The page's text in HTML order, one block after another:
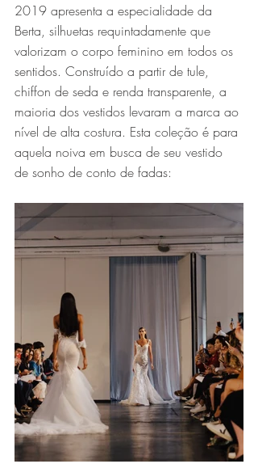
2019 apresenta a especialidade da
Berta, silhuetas requintadamente que
valorizam o corpo feminino em todos os
sentidos. Construído a partir de tule,
chiffon de seda e renda transparente, a
maioria dos vestidos levaram a marca ao
nível de alta costura. Esta coleção é para
aquela noiva em busca de seu vestido
de sonho de conto de fadas: